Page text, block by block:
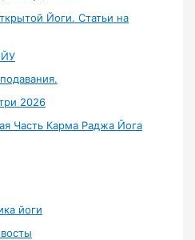
Йоги. Статьи на
2026
Часть Карма Раджа Йога
йоги